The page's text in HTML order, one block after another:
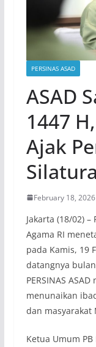
PERSINAS ASAD
ASAD
1447
Ajak
February 18, 2026
Jakarta (18/02)
Agama RI
pada Kamis, 19
datangnya
PERSINAS
menunaikan
dan masyarakat
Ketua Umum PB